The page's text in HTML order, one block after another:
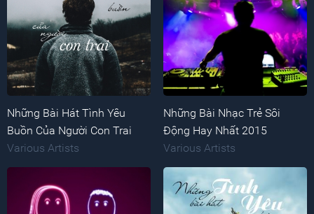
Những Bài Hát Tình Yêu
Buồn Của Người Con Trai
Various Artists
Những Bài Nhạc Trẻ Sôi
Động Hay Nhất 2015
Various Artists